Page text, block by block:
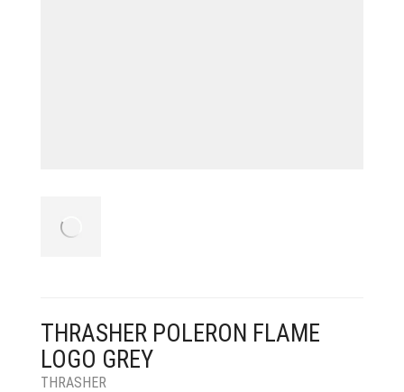
THRASHER POLERON FLAME
LOGO GREY
THRASHER